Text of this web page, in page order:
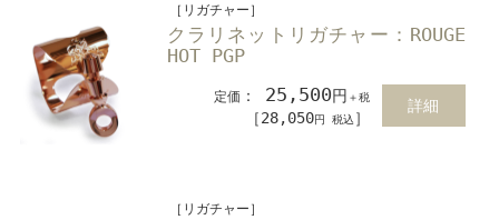
［リガチャー］
クラリネットリガチャー：ROUGE
HOT PGP
定価 ： 25,500円 ＋税
［28,050円 税込 ］
詳細
［リガチャー］